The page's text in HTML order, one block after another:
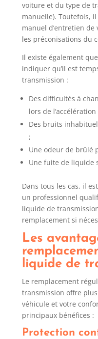
voiture et du type de
manuelle). Toutefois,
manuel d’entretien
les préconisations du
Il existe également
indiquer qu’il est
transmission :
Des difficultés à
lors de l’accélération
Des bruits
;
Une odeur de brûlé
Une fuite de liquide
Dans tous les cas, il
un professionnel
liquide de
remplacement si
Les
liquide de
Le remplacement
transmission offre
véhicule et votre
principaux bénéfices :
Protection